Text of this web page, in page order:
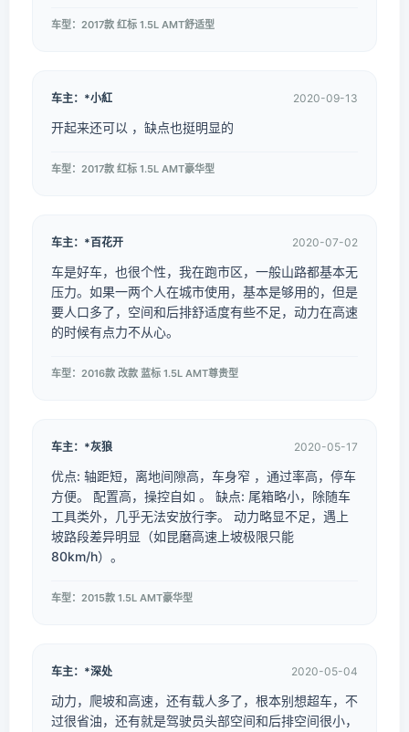
车型：2017款 红标 1.5L AMT舒适型
车主：*小紅 2020-09-13
开起来还可以 ，缺点也挺明显的
车型：2017款 红标 1.5L AMT豪华型
车主：*百花开 2020-07-02
车是好车，也很个性，我在跑市区，一般山路都基本无
压力。如果一两个人在城市使用，基本是够用的，但是
要人口多了，空间和后排舒适度有些不足，动力在高速
的时候有点力不从心。
车型：2016款 改款 蓝标 1.5L AMT尊贵型
车主：*灰狼 2020-05-17
优点: 轴距短，离地间隙高，车身窄 ，通过率高，停车
方便。 配置高，操控自如 。 缺点: 尾箱略小，除随车
工具类外，几乎无法安放行李。 动力略显不足，遇上
坡路段差异明显（如昆磨高速上坡极限只能
80km/h）。
车型：2015款 1.5L AMT豪华型
车主：*深处 2020-05-04
动力，爬坡和高速，还有载人多了，根本别想超车，不
过很省油，还有就是驾驶员头部空间和后排空间很小，